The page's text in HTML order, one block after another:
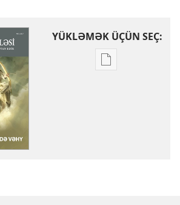
YÜKLƏMƏK ÜÇÜN SEÇ:
Nəşrləri